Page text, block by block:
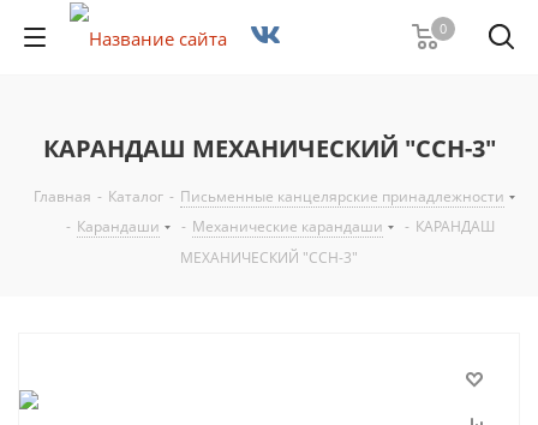
0
КАРАНДАШ МЕХАНИЧЕСКИЙ "CCH-3"
Главная - Каталог - Письменные канцелярские принадлежности
- Карандаши - Механические карандаши - КАРАНДАШ
МЕХАНИЧЕСКИЙ "CCH-3"